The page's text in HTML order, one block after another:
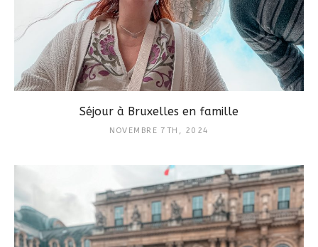
Séjour à Bruxelles en famille
NOVEMBRE 7TH, 2024